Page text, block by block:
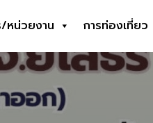
/หน่วยงาน การท่องเที่ยว